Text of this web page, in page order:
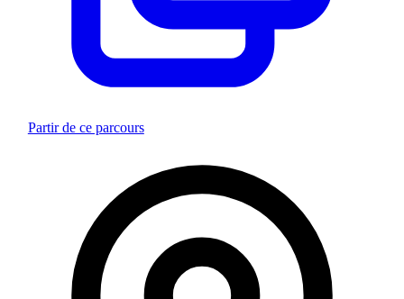
Partir de ce parcours